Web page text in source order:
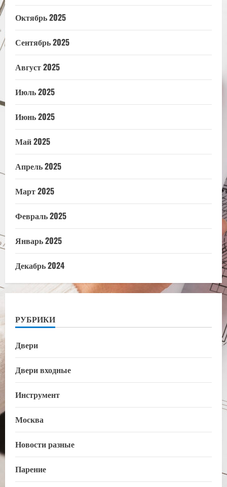
Октябрь 2025
Сентябрь 2025
Август 2025
Июль 2025
Июнь 2025
Май 2025
Апрель 2025
Март 2025
Февраль 2025
Январь 2025
Декабрь 2024
РУБРИКИ
Двери
Двери входные
Инструмент
Москва
Новости разные
Парение